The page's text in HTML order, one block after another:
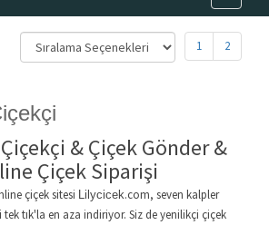
1 2
& Çiçek Gönder &
Çiçek Siparişi
çiçek sitesi Lilycicek.com, seven kalpler
tek tık'la en aza indiriyor. Siz de yenilikçi çiçek